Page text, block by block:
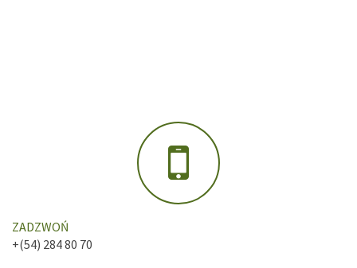
ZADZWOŃ
+(54) 284 80 70